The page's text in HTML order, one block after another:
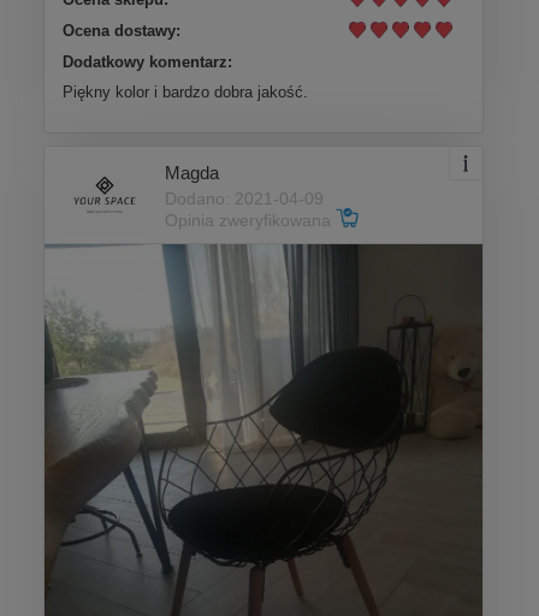
Ocena dostawy:
Dodatkowy komentarz:
Piękny kolor i bardzo dobra jakość.
Magda
Dodano: 2021-04-09
Opinia zweryfikowana